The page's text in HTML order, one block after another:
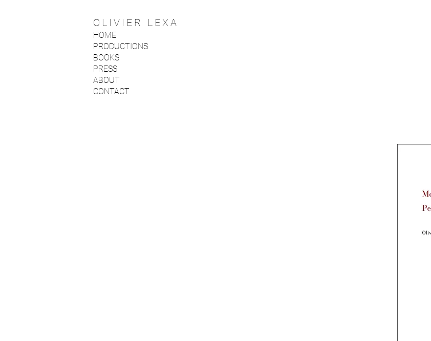
OLIVIER LEXA
HOME
PRODUCTIONS
BOOKS
PRESS
ABOUT
CONTACT